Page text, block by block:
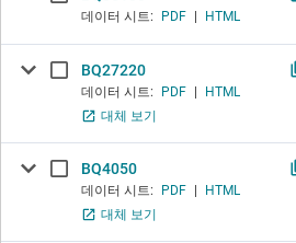
데이터 시트: PDF HTML
BQ27220
데이터 시트: PDF
HTML
대체 보기
BQ4050
데이터 시트: PDF
HTML
대체 보기